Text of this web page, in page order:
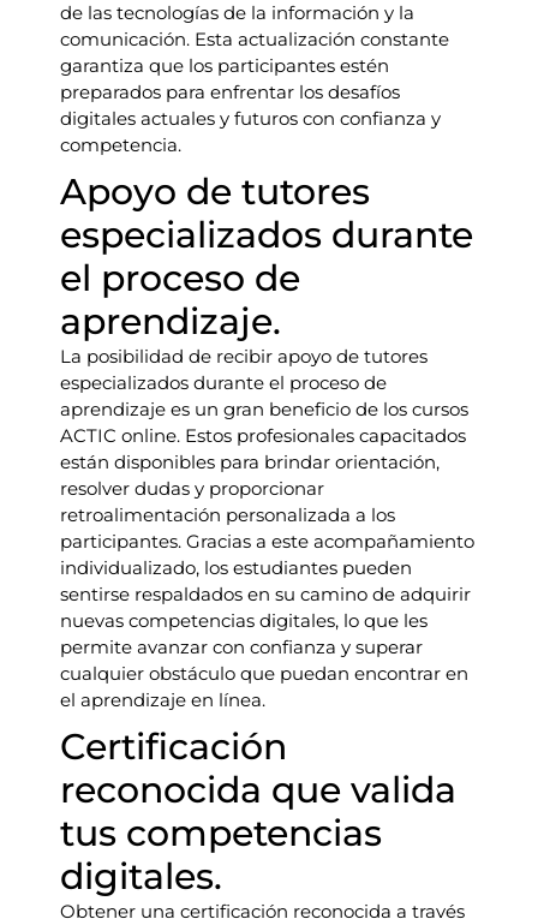
de las tecnologías de la información y la
comunicación. Esta actualización constante
garantiza que los participantes estén
preparados para enfrentar los desafíos
digitales actuales y futuros con confianza y
competencia.
Apoyo de tutores
especializados durante
el proceso de
aprendizaje.
La posibilidad de recibir apoyo de tutores
especializados durante el proceso de
aprendizaje es un gran beneficio de los cursos
ACTIC online. Estos profesionales capacitados
están disponibles para brindar orientación,
resolver dudas y proporcionar
retroalimentación personalizada a los
participantes. Gracias a este acompañamiento
individualizado, los estudiantes pueden
sentirse respaldados en su camino de adquirir
nuevas competencias digitales, lo que les
permite avanzar con confianza y superar
cualquier obstáculo que puedan encontrar en
el aprendizaje en línea.
Certificación
reconocida que valida
tus competencias
digitales.
Obtener una certificación reconocida a través